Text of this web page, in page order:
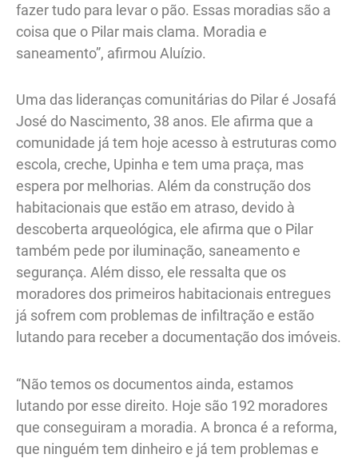
fazer tudo para levar o pão. Essas moradias são a
coisa que o Pilar mais clama. Moradia e
saneamento”, afirmou Aluízio.
Uma das lideranças comunitárias do Pilar é Josafá
José do Nascimento, 38 anos. Ele afirma que a
comunidade já tem hoje acesso à estruturas como
escola, creche, Upinha e tem uma praça, mas
espera por melhorias. Além da construção dos
habitacionais que estão em atraso, devido à
descoberta arqueológica, ele afirma que o Pilar
também pede por iluminação, saneamento e
segurança. Além disso, ele ressalta que os
moradores dos primeiros habitacionais entregues
já sofrem com problemas de infiltração e estão
lutando para receber a documentação dos imóveis.
“Não temos os documentos ainda, estamos
lutando por esse direito. Hoje são 192 moradores
que conseguiram a moradia. A bronca é a reforma,
que ninguém tem dinheiro e já tem problemas e